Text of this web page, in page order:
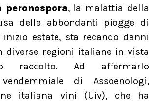
peronospora, la malattia della
delle abbondanti piogge di
estate, sta recando danni
diverse regioni italiane in vista
raccolto. Ad affermarlo
vendemmiale di Assoenologi,
italiana vini (Uiv), che ha